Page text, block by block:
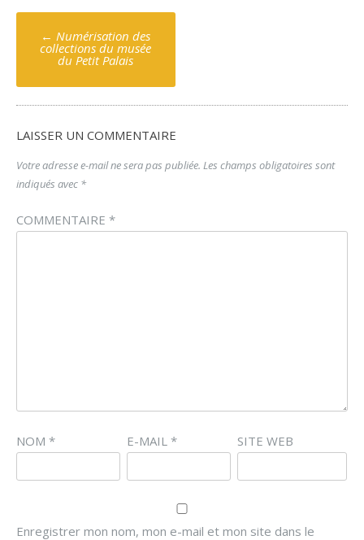
Poste
navigation
← Numérisation des
collections du musée
du Petit Palais
LAISSER UN COMMENTAIRE
Votre adresse e-mail ne sera pas publiée. Les champs obligatoires sont
indiqués avec *
COMMENTAIRE *
NOM * E-MAIL * SITE WEB
Enregistrer mon nom, mon e-mail et mon site dans le